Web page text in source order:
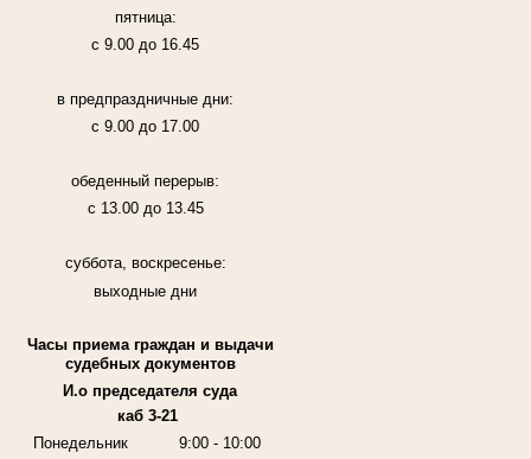
пятница:
с 9.00 до 16.45
в предпраздничные дни:
с 9.00 до 17.00
обеденный перерыв:
с 13.00 до 13.45
суббота, воскресенье:
выходные дни
Часы приема граждан и выдачи
судебных документов
И.о председателя суда
каб 3-21
Понедельник
9:00 - 10:00